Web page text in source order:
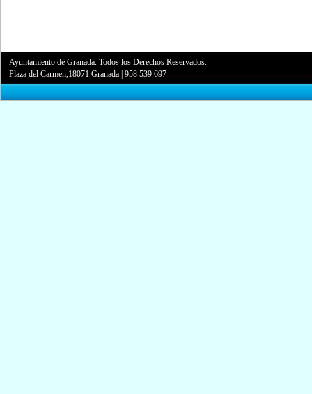
Ayuntamiento de Granada. Todos los Derechos Reservados.
Plaza del Carmen,18071 Granada |958 539 697